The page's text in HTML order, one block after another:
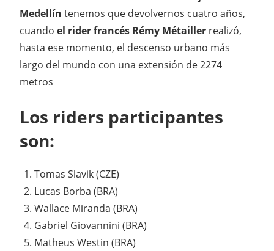
Medellín tenemos que devolvernos cuatro años,
cuando el rider francés Rémy Métailler realizó,
hasta ese momento, el descenso urbano más
largo del mundo con una extensión de 2274
metros
Los riders participantes
son:
Tomas Slavik (CZE)
Lucas Borba (BRA)
Wallace Miranda (BRA)
Gabriel Giovannini (BRA)
Matheus Westin (BRA)